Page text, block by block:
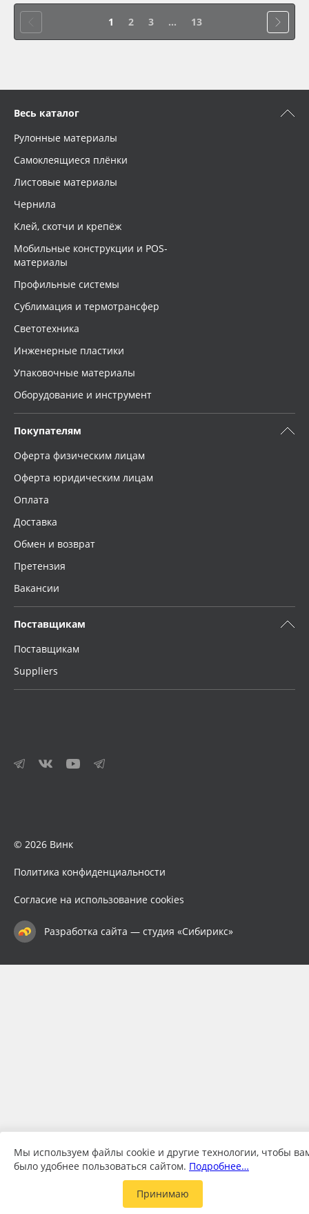
1 2 3 ... 13
Весь каталог
Рулонные материалы
Самоклеящиеся плёнки
Листовые материалы
Чернила
Клей, скотчи и крепёж
Мобильные конструкции и POS-
материалы
Профильные системы
Сублимация и термотрансфер
Светотехника
Инженерные пластики
Упаковочные материалы
Оборудование и инструмент
Покупателям
Оферта физическим лицам
Оферта юридическим лицам
Оплата
Доставка
Обмен и возврат
Претензия
Вакансии
Поставщикам
Поставщикам
Suppliers
© 2026 Винк
Политика конфиденциальности
Согласие на использование cookies
Разработка сайта — студия «Сибирикс»
Мы используем файлы cookie и другие технологии, чтобы
было удобнее пользоваться сайтом. Подробнее…
Принимаю